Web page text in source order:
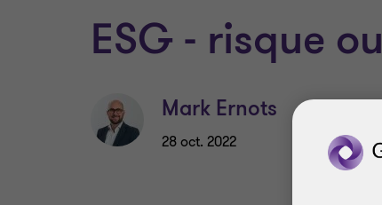
ESG - risque
Mark Ernots
28 oct. 2022